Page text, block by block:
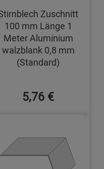
Zuschnitt
100 mm Länge 1
Meter Aluminium
walzblank 0,8 mm
(Standard)
5,76 €